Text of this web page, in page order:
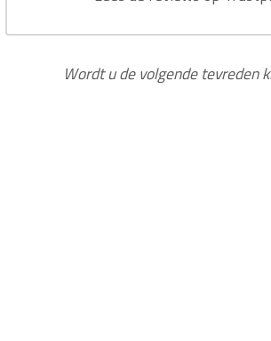
Wordt u de volgende tevreden